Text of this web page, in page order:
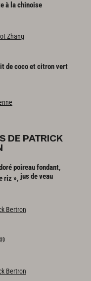
à lachinoise
Zhang
decocoetcitronvert
DE PATRICK
poireau fondant,
riz », jus de veau
Bertron
Bertron